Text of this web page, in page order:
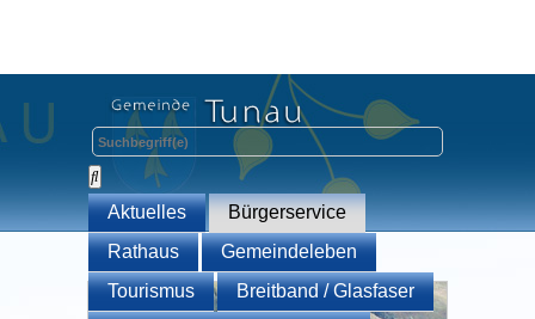
Aktuelles
Bürgerservice
Rathaus
Gemeindeleben
Tourismus
Breitband / Glasfaser